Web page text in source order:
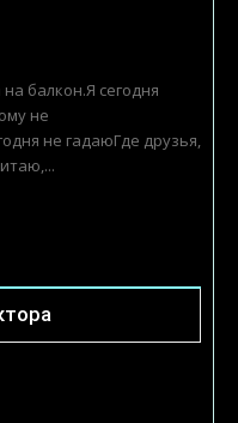
балкон.Я сегодня
не
не гадаюГде дpузья,